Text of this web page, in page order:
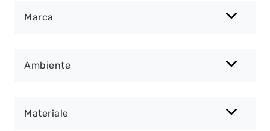
Marca
Ambiente
Materiale